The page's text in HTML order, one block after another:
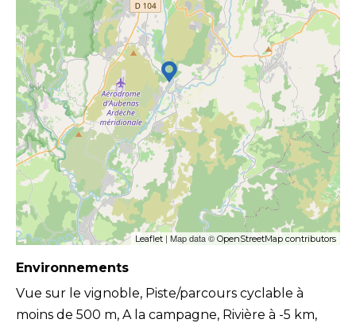
Leaflet | Map data © OpenStreetMap contributors
Environnements
Vue sur le vignoble, Piste/parcours cyclable à
moins de 500 m, A la campagne, Rivière à -5 km,